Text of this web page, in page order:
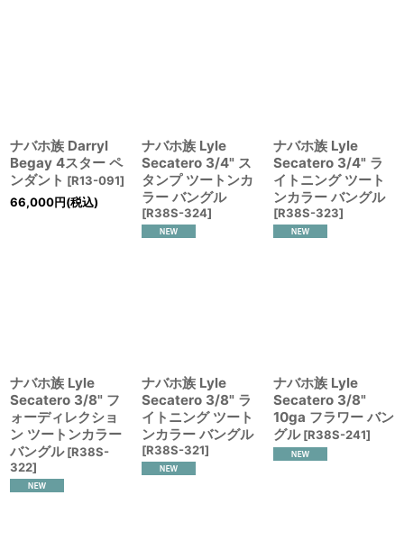
ナバホ族 Darryl
Begay 4スター ペ
ンダント [R13-091]
66,000円(税込)
ナバホ族 Lyle
Secatero 3/4" ス
タンプ ツートンカ
ラー バングル
[R38S-324]
ナバホ族 Lyle
Secatero 3/4" ラ
イトニング ツート
ンカラー バングル
[R38S-323]
ナバホ族 Lyle
Secatero 3/8" フ
ォーディレクショ
ン ツートンカラー
バングル [R38S-
322]
ナバホ族 Lyle
Secatero 3/8" ラ
イトニング ツート
ンカラー バングル
[R38S-321]
ナバホ族 Lyle
Secatero 3/8"
10ga フラワー バン
グル [R38S-241]